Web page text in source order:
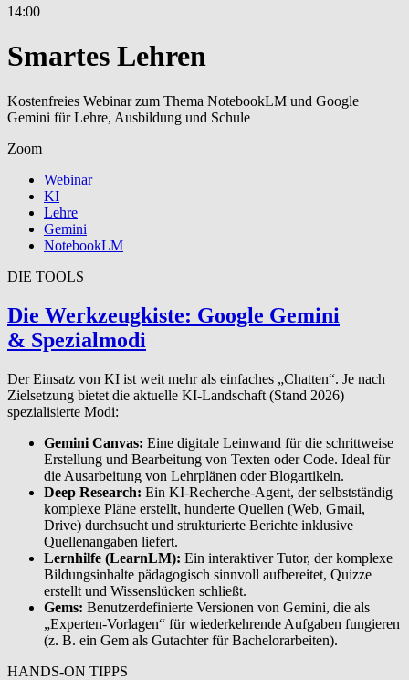
14:00
Smartes Lehren
Kostenfreies Webinar zum Thema NotebookLM und Google
Gemini für Lehre, Ausbildung und Schule
Zoom
Webinar
KI
Lehre
Gemini
NotebookLM
DIE TOOLS
Die Werkzeugk­iste: Google Gemini
& Spezialmodi
Der Einsatz von KI ist weit mehr als einfaches „Chatten“. Je nach
Zielsetzung bietet die aktuelle KI-Landschaft (Stand 2026)
spezialisierte Modi:
Gemini Canvas: Eine digitale Leinwand für die schrittweise
Erstellung und Bearbeitung von Texten oder Code. Ideal für
die Ausarbeitung von Lehrplänen oder Blogartikeln.
Deep Research: Ein KI-Recherche-Agent, der selbstständig
komplexe Pläne erstellt, hunderte Quellen (Web, Gmail,
Drive) durchsucht und strukturierte Berichte inklusive
Quellenangaben liefert.
Lernhilfe (LearnLM): Ein interaktiver Tutor, der komplexe
Bildungsinhalte pädagogisch sinnvoll aufbereitet, Quizze
erstellt und Wissenslücken schließt.
Gems: Benutzerdefinierte Versionen von Gemini, die als
„Experten-Vorlagen“ für wiederkehrende Aufgaben fungieren
(z. B. ein Gem als Gutachter für Bachelorarbeiten).
HANDS-ON TIPPS